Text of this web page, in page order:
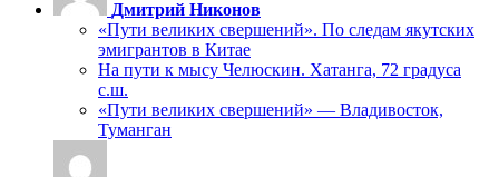
Дмитрий Никонов
«Пути великих свершений». По следам якутских
эмигрантов в Китае
На пути к мысу Челюскин. Хатанга, 72 градуса
с.ш.
«Пути великих свершений» — Владивосток,
Туманган